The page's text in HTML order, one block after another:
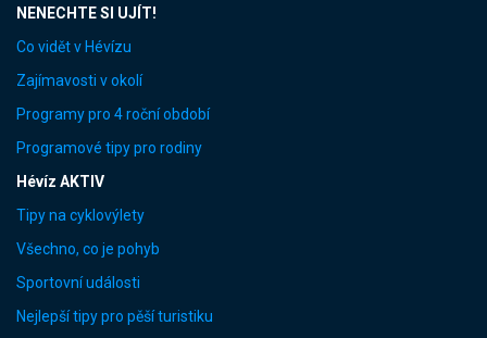
NENECHTE SI UJÍT!
Co vidět v Hévízu
Zajímavosti v okolí
Programy pro 4 roční období
Programové tipy pro rodiny
Hévíz AKTIV
Tipy na cyklovýlety
Všechno, co je pohyb
Sportovní události
Nejlepší tipy pro pěší turistiku